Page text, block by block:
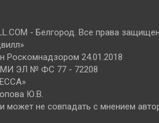
- Белгород. Все права
Роскомнадзором 24.01.2018
ЭЛ № ФС 77 - 72208
Ю.В.
может не совпадать с мнением